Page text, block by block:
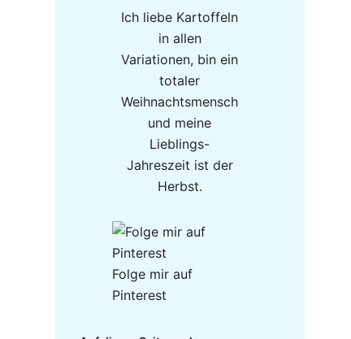
Ich liebe Kartoffeln
in allen
Variationen, bin ein
totaler
Weihnachtsmensch
und meine
Lieblings-
Jahreszeit ist der
Herbst.
Folge mir auf
Pinterest